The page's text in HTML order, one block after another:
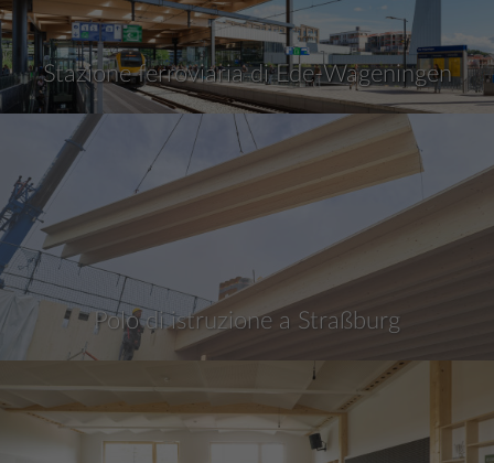
Stazione ferroviaria di Ede-Wageningen
Polo di istruzione a Straßburg